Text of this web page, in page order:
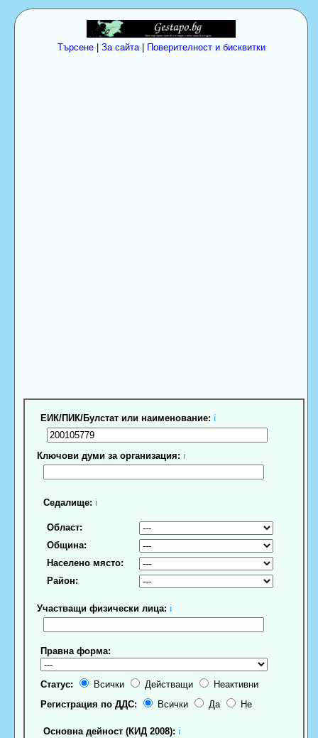
Търсене| За сайта| Поверителност и бисквитки
ЕИК/ПИК/Булстат или наименование: ℹ
Ключови думи за организация: ℹ
Седалище: ℹ
Област:
Община:
Населено място:
Район:
Участващи физически лица: ℹ
Правна форма:
Статус: Всички Действащи
Неактивни
Регистрация по ДДС:
Всички Да Не
Основна дейност (КИД 2008): ℹ